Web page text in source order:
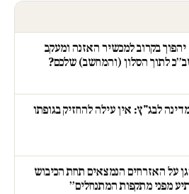
בקרוב למכשיר האזנה ומעקב
לתוך הסלון (והמחשב) שלכם?
המדינה לבג"ץ: אין עילה להחזיק בגופתו
על האזרחים הנמצאים תחת הכיבוש
מפני מתקפות המתנחלים״